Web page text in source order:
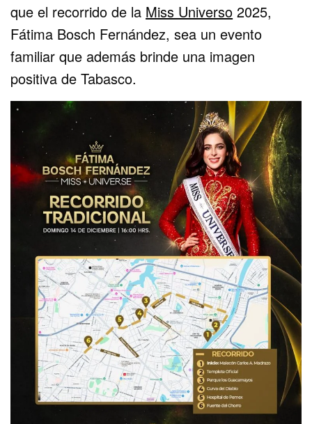
que el recorrido de la Miss Universo 2025,
Fátima Bosch Fernández, sea un evento
familiar que además brinde una imagen
positiva de Tabasco.